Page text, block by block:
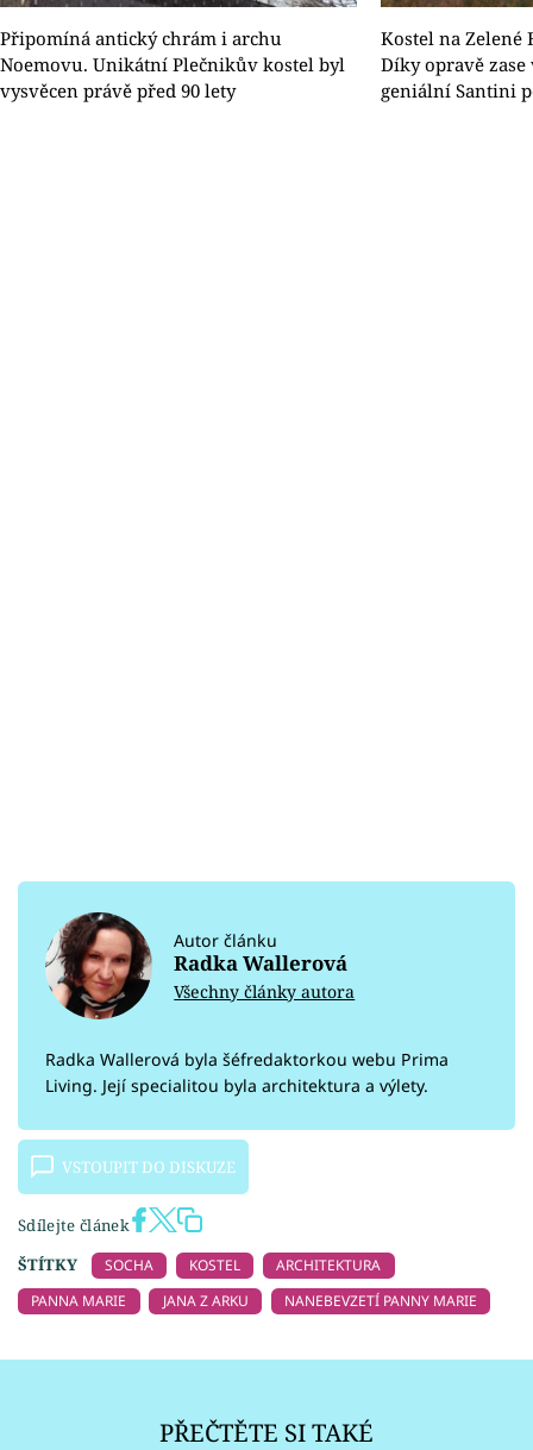
Připomíná antický chrám i archu
Noemovu. Unikátní Plečnikův kostel byl
vysvěcen právě před 90 lety
Kostel na Zelené
Díky opravě
geniální Santini
Autor článku
Radka Wallerová
Všechny články autora
Radka Wallerová byla šéfredaktorkou webu Prima
Living. Její specialitou byla architektura a výlety.
VSTOUPIT DO DISKUZE
Sdílejte článek
ŠTÍTKY
SOCHA KOSTEL
ARCHITEKTURA
PANNA MARIE
JANA Z ARKU NANEBEVZETÍ PANNY MARIE
PŘEČTĚTE SI TAKÉ